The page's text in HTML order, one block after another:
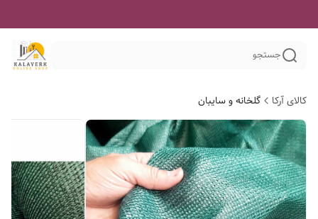
جستجو
کالای آرکا گلخانه و سایبان